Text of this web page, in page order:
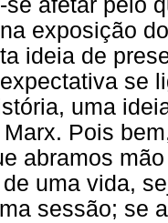
se afetar pelo
exposição
ideia de
se
uma
Pois
abramos
uma vida,
sessão; se